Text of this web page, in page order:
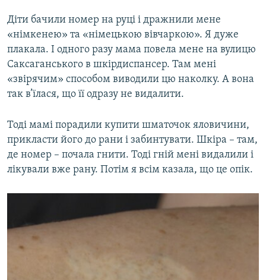
Діти бачили номер на руці і дражнили мене
«німкенею» та «німецькою вівчаркою». Я дуже
плакала. І одного разу мама повела мене на вулицю
Саксаганського в шкірдиспансер. Там мені
«звірячим» способом виводили цю наколку. А вона
так в’їлася, що її одразу не видалити.
Тоді мамі порадили купити шматочок яловичини,
прикласти його до рани і забинтувати. Шкіра – там,
де номер – почала гнити. Тоді гній мені видалили і
лікували вже рану. Потім я всім казала, що це опік.